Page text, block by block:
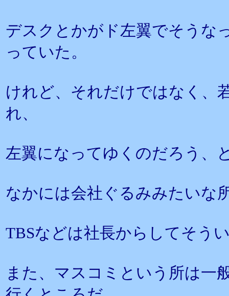
デスクとかがド左翼でそうな
っていた。
けれど、それだけではなく、
れ、
左翼になってゆくのだろう、
なかには会社ぐるみみたいな
TBSなどは社長からしてそう
また、マスコミという所は一